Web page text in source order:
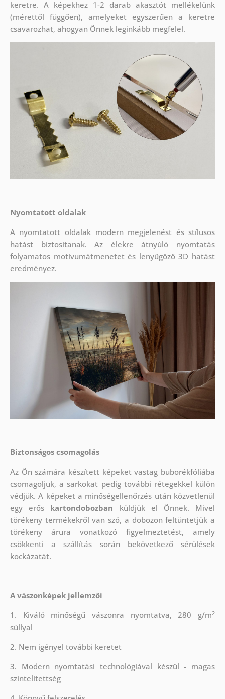
keretre. A képekhez 1-2 darab akasztót mellékelünk
(mérettől függően), amelyeket egyszerűen a keretre
csavarozhat, ahogyan Önnek leginkább megfelel.
Nyomtatott oldalak
A nyomtatott oldalak modern megjelenést és stílusos
hatást biztosítanak. Az élekre átnyúló nyomtatás
folyamatos motívumátmenetet és lenyűgöző 3D hatást
eredményez.
Biztonságos csomagolás
Az Ön számára készített képeket vastag buborékfóliába
csomagoljuk, a sarkokat pedig további rétegekkel külön
védjük.A képeket a minőségellenőrzés után közvetlenül
egy erős kartondobozban küldjük el Önnek. Mivel
törékeny termékekről van szó, a dobozon feltüntetjük a
törékeny árura vonatkozó figyelmeztetést, amely
csökkenti a szállítás során bekövetkező sérülések
kockázatát.
A vászonképek jellemzői
1. Kiváló minőségű vászonra nyomtatva, 280 g/m2
súllyal
2. Nem igényel további keretet
3. Modern nyomtatási technológiával készül - magas
színtelítettség